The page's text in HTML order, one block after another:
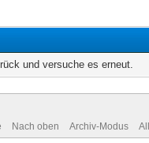
und versuche es erneut.
Nach oben Archiv-Modus